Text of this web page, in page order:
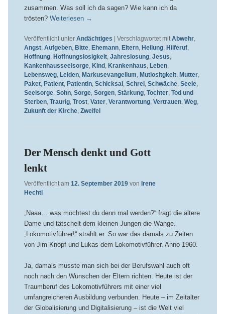
zusammen. Was soll ich da sagen? Wie kann ich da
trösten? Weiterlesen →
Veröffentlicht unter Andächtiges Verschlagwortet mit Abwehr,
Angst, Aufgeben, Bitte, Ehemann, Eltern, Heilung, Hilferuf,
Hoffnung, Hoffnungslosigkeit, Jahreslosung, Jesus,
Kankenhausseelsorge, Kind , Krankenhaus, Leben,
Lebensweg, Leiden, Markusevangelium, Mutlositgkeit, Mutter,
Paket, Patient, Patientin, Schicksal , Schrei, Schwäche, Seele,
Seelsorge, Sohn, Sorge, Sorgen, Stärkung, Tochter, Tod und
Sterben, Traurig, Trost, Vater, Verantwortung, Vertrauen, Weg,
Zukunft der Kirche, Zweifel
Der Mensch denkt und Gott
lenkt
Veröffentlicht am 12. September 2019 von Irene
Hechtl
„Naaa… was möchtest du denn mal werden?“ fragt die ältere
Dame und tätschelt dem kleinen Jungen die Wange.
„Lokomotivführer!“ strahlt er. So war das damals zu Zeiten
von Jim Knopf und Lukas dem Lokomotivführer. Anno 1960.
Ja, damals musste man sich bei der Berufswahl auch oft
noch nach den Wünschen der Eltern richten. Heute ist der
Traumberuf des Lokomotivführers mit einer viel
umfangreicheren Ausbildung verbunden. Heute – im Zeitalter
der Globalisierung und Digitalisierung – ist die Welt viel